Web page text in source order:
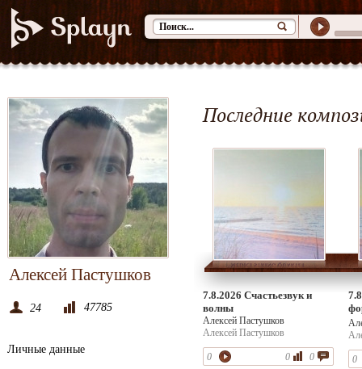
Алексей Пастушков
24 47785
Личные данные
Последние
7.8.2026 Счастьезвук и
волны
Алексей Пастушков
Алексей Пастушков
0 0
0 0